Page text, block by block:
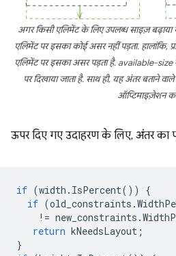
अगर किसी एलिमेंट के लिए उपलब्ध साइज़ बढ़ाया
एलिमेंट पर इसका कोई असर नहीं पड़ता. हालांकि,
एलिमेंट पर इसका असर पड़ता है. available-size
पर दिखाया जाता है. साथ ही, यह अंतर बताने
ऑप्टिमाइज़ेशन
ऊपर दिए गए उदाहरण के लिए, अंतर का
if (width . IsPercent())
{
if (old_constraints .
!= new_constraints .
return kNeedsLayout ;
}